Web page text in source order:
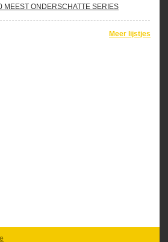
MEEST ONDERSCHATTE SERIES
Meer lijstjes